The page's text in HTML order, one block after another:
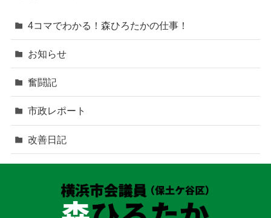
4コマでわかる！森ひろたかの仕事！
お知らせ
奮闘記
市政レポート
改善日記